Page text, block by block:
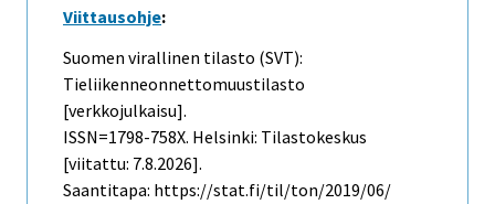
Viittausohje:
Suomen virallinen tilasto (SVT):
Tieliikenneonnettomuustilasto
[verkkojulkaisu].
ISSN=1798-758X. Helsinki: Tilastokeskus
[viitattu: 7.8.2026].
Saantitapa: https://stat.fi/til/ton/2019/06/